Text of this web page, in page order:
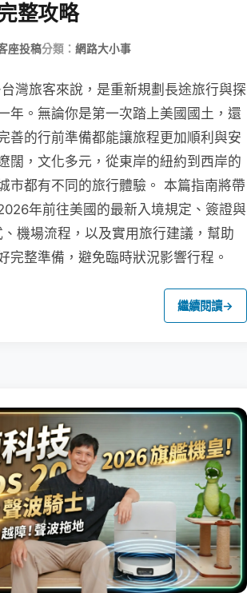
整攻略
座投稿分類： 網路大小事
灣旅客來說，是重新規劃長途旅行與探
年。無論你是第一次踏上美國國土，還
善的行前準備都能讓旅程更加順利與安
闊，文化多元，從東岸的紐約到西岸的
市都有不同的旅行體驗。 本篇指南將帶
年前往美國的最新入境規定、簽證與
、機場流程，以及實用旅行建議，幫助
完整準備，避免臨時狀況影響行程。
繼續閱讀→